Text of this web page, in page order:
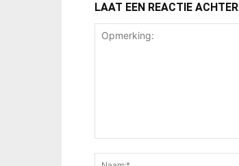
LAAT EEN REACTIE ACHTER